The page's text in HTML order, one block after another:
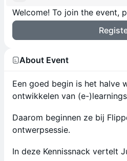
Welcome! To join the event,
About Event
Een goed begin is het halve
ontwikkelen van (e-
Daarom beginnen ze bij
ontwerpsessie.
In deze Kennissnack vertelt